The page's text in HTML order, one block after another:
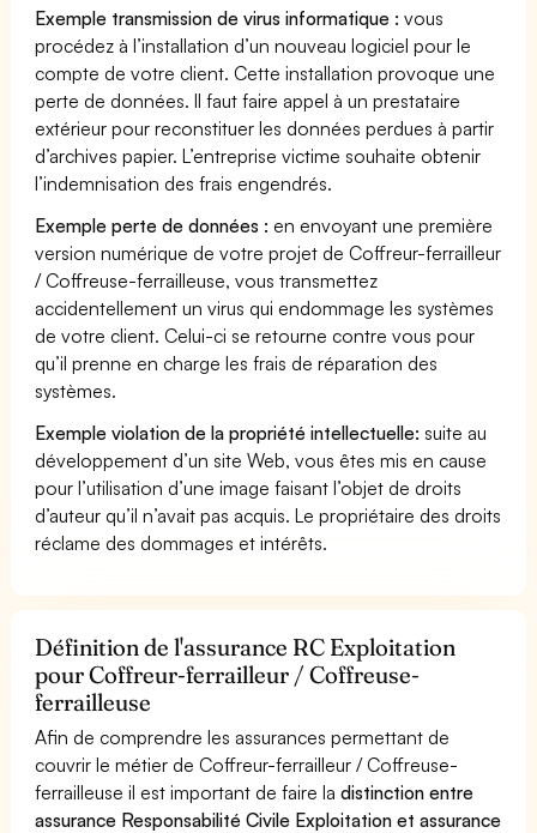
Exemple transmission de virus informatique : vous
procédez à l’installation d’un nouveau logiciel pour le
compte de votre client. Cette installation provoque une
perte de données. Il faut faire appel à un prestataire
extérieur pour reconstituer les données perdues à partir
d’archives papier. L’entreprise victime souhaite obtenir
l’indemnisation des frais engendrés.
Exemple perte de données : en envoyant une première
version numérique de votre projet de Coffreur-ferrailleur
/ Coffreuse-ferrailleuse, vous transmettez
accidentellement un virus qui endommage les systèmes
de votre client. Celui-ci se retourne contre vous pour
qu’il prenne en charge les frais de réparation des
systèmes.
Exemple violation de la propriété intellectuelle: suite au
développement d’un site Web, vous êtes mis en cause
pour l’utilisation d’une image faisant l’objet de droits
d’auteur qu’il n’avait pas acquis. Le propriétaire des droits
réclame des dommages et intérêts.
Définition de l'assurance RC Exploitation
pour Coffreur-ferrailleur / Coffreuse-
ferrailleuse
Afin de comprendre les assurances permettant de
couvrir le métier de Coffreur-ferrailleur / Coffreuse-
ferrailleuse il est important de faire ladistinction entre
assurance Responsabilité Civile Exploitation et assurance